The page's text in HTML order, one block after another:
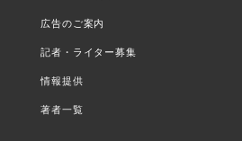
広告のご案内
記者・ライター募集
情報提供
著者一覧